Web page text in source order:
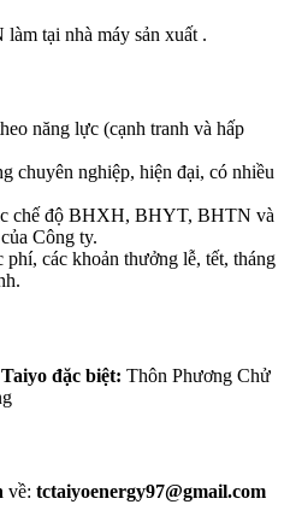
tại nhà máy sản xuất .
năng lực (cạnh tranh và hấp
chuyên nghiệp, hiện đại, có nhiều
chế độ BHXH, BHYT, BHTN và
Công ty.
các khoản thưởng lễ, tết, tháng
đặc biệt: Thôn Phương Chử
về:tctaiyoenergy97@gmail.com